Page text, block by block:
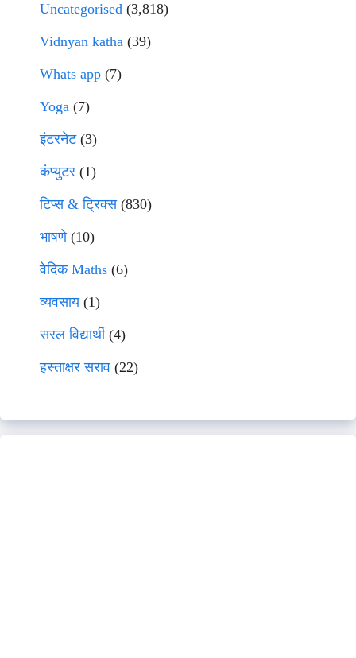
Uncategorised (3,818)
Vidnyan katha (39)
Whats app (7)
Yoga (7)
इंटरनेट(3)
कंप्युटर (1)
टिप्स & ट्रिक्स(830)
भाषणे(10)
वेदिक Maths (6)
व्यवसाय(1)
सरल विद्यार्थी(4)
हस्ताक्षर सराव (22)